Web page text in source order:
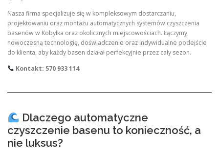
Nasza firma specjalizuje się w kompleksowym dostarczaniu,
projektowaniu oraz montażu automatycznych systemów czyszczenia
basenów w Kobyłka oraz okolicznych miejscowościach. Łączymy
nowoczesną technologię, doświadczenie oraz indywidualne podejście
do klienta, aby każdy basen działał perfekcyjnie przez cały sezon.
Kontakt: 570 933 114
Dlaczego automatyczne
czyszczenie basenu to konieczność, a
nie luksus?